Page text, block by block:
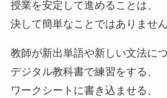
授業を安定して進めることは、
決して簡単なことではありません
教師が新出単語や新しい文法に
デジタル教科書で練習をする、
ワークシートに書き込ませる、